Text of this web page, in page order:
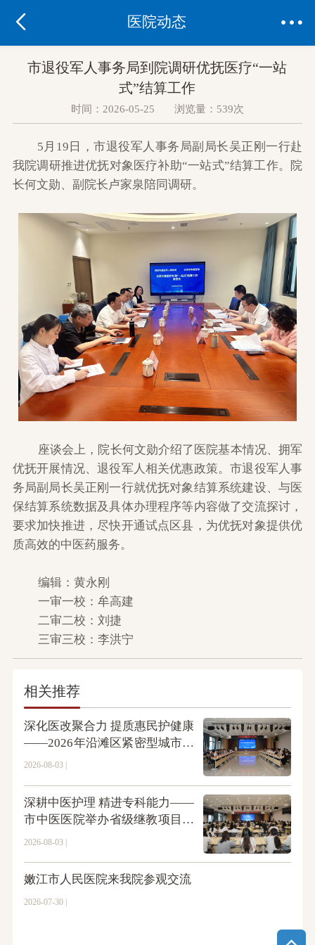
 医院动态 
市退役军人事务局到院调研优抚医疗“一站
式”结算工作
时间：2026-05-25 浏览量：539次
5月19日，市退役军人事务局副局长吴正刚一行赴
我院调研推进优抚对象医疗补助“一站式”结算工作。院
长何文勋、副院长卢家泉陪同调研。
座谈会上，院长何文勋介绍了医院基本情况、拥军
优抚开展情况、退役军人相关优惠政策。市退役军人事
务局副局长吴正刚一行就优抚对象结算系统建设、与医
保结算系统数据及具体办理程序等内容做了交流探讨，
要求加快推进，尽快开通试点区县，为优抚对象提供优
质高效的中医药服务。
编辑：黄永刚
一审一校：牟高建
二审二校：刘捷
三审三校：李洪宁
相关推荐
深化医改聚合力 提质惠民护健康
——2026年沿滩区紧密型城市医
疗集团理事会会议在市中医医院
2026-08-03 |
深耕中医护理 精进专科能力——
市中医医院举办省级继教项目培
训班暨义诊活动
2026-08-03 |
嫩江市人民医院来我院参观交流
2026-07-30 |